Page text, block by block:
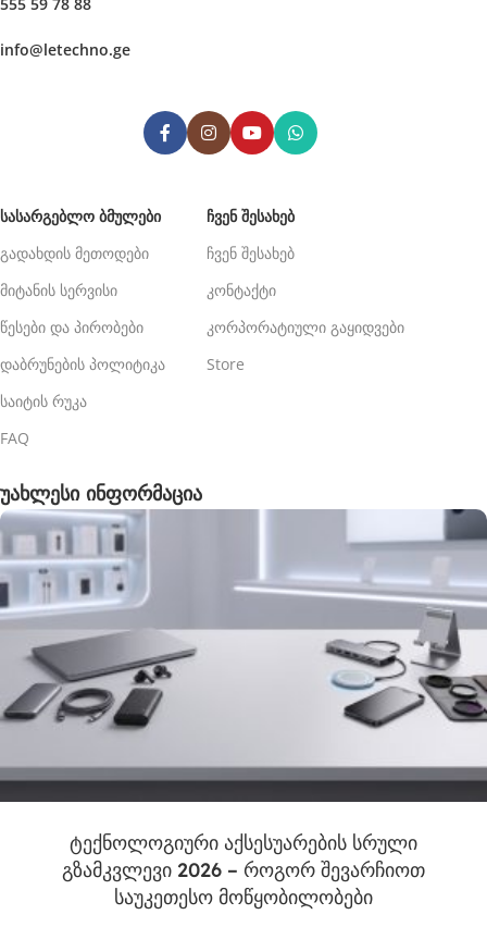
info@letechno.ge
ᲡᲐᲡᲐᲠᲒᲔᲑᲚᲝ ᲑᲛᲣᲚᲔᲑᲘ
გადახდის მეთოდები
მიტანის სერვისი
წესები და პირობები
დაბრუნების პოლიტიკა
საიტის რუკა
FAQ
ᲩᲕᲔᲜ ᲨᲔᲡᲐᲮᲔᲑ
ჩვენ შესახებ
კონტაქტი
კორპორატიული გაყიდვები
Store
უახლესი ინფორმაცია
ტექნოლოგიური აქსესუარების სრული
გზამკვლევი 2026 – როგორ შევარჩიოთ
საუკეთესო მოწყობილობები